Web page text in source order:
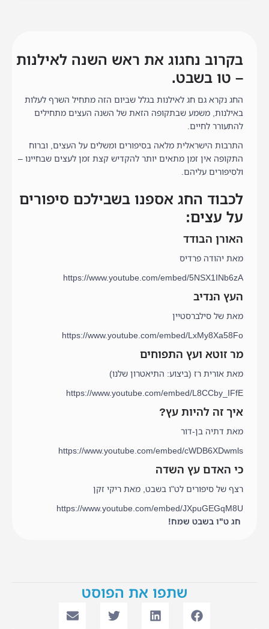
בקרוב נחגוג את ראש השנה לאילנות
– טו בשבט.
החג נקרא גם חג לאילנות בגלל שביום הזה מתחיל השרף לעלות
באילנות, משמע שבתקופה הזאת של השנה העצים מתחילים
להתעורר לחיים.
התרבות הישראלית מלאה בסיפורים ומשלים על העצים, וברוח
התקופה אין זמן מתאים יותר להקדיש קצת זמן לעצים שבחיינו –
ולסיפורים עליהם.
לכבוד החג אספנו בשבילכם סיפורים
על עצים:
האורן הבודד
מאת יהודה פרדיס
https://www.youtube.com/embed/5NSX1INb6zA
העץ הנדיב
מאת של סילברסטיין
https://www.youtube.com/embed/LxMy8Xa58Fo
מר זוטא ועץ התפוחים
מאת אורית רז (ביצוע: התיאטרון שלנו)
https://www.youtube.com/embed/L8CCby_IFfE
איך זה להיות עץ?
מאת דתיה בן-דור
https://www.youtube.com/embed/cWDB6XDwmls
כי האדם עץ השדה
רצף של סיפורים לט"ו בשבט, מאת ריקי זקן
https://www.youtube.com/embed/JXpuGEGqM8U
חג ט"ו בשבט שמח!
שתפו את הפוסט